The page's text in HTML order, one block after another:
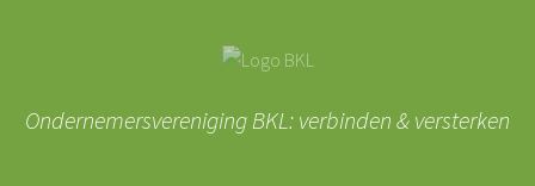
Ondernemersvereniging BKL: verbinden & versterken